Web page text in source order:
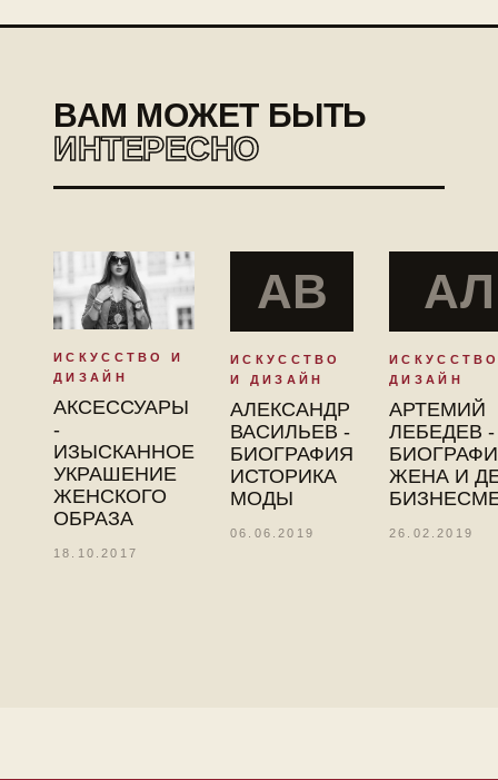
ВАМ МОЖЕТ БЫТЬ
ИНТЕРЕСНО
ИСКУССТВО И
ДИЗАЙН
АКСЕССУАРЫ
-
ИЗЫСКАННОЕ
УКРАШЕНИЕ
ЖЕНСКОГО
ОБРАЗА
18.10.2017
АВ
ИСКУССТВО
И ДИЗАЙН
АЛЕКСАНДР
ВАСИЛЬЕВ -
БИОГРАФИЯ
ИСТОРИКА
МОДЫ
06.06.2019
АЛ
ДИЗАЙН
АРТЕМИЙ
ЛЕБЕДЕВ -
ЖЕНА И
26.02.2019